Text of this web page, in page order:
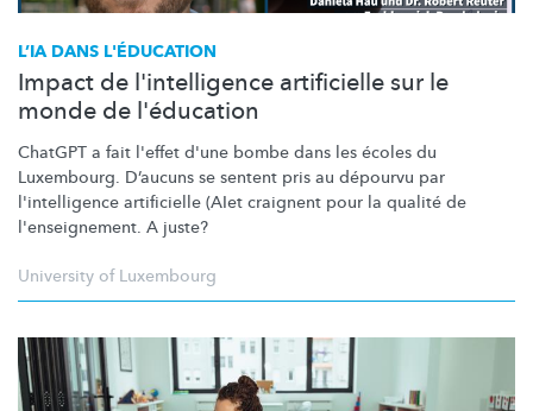
L’IA DANS L'ÉDUCATION
Impact de l'intelligence artificielle sur le
monde de l'éducation
ChatGPT a fait l'effet d'une bombe dans les écoles du
Luxembourg. D’aucuns se sentent pris au dépourvu par
l'intelligence artificielle (AIet craignent pour la qualité de
l'enseignement. A juste?
University of Luxembourg